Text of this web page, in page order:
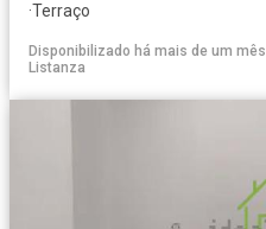
·Terraço
Disponibilizado há mais de um mês
Listanza